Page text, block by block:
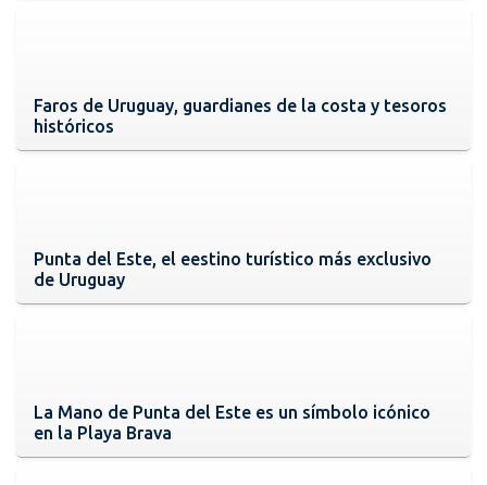
Faros de Uruguay, guardianes de la costa y tesoros
históricos
Punta del Este, el eestino turístico más exclusivo
de Uruguay
La Mano de Punta del Este es un símbolo icónico
en la Playa Brava